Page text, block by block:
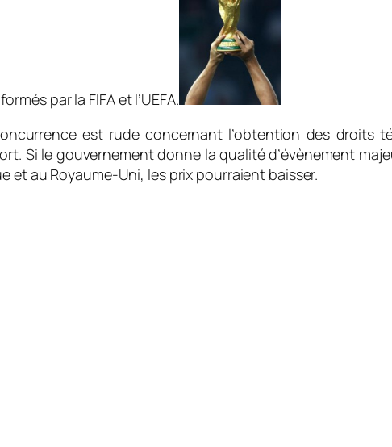
par la FIFA et l’UEFA.
est rude concernant l’obtention des droits
Si le gouvernement donne la qualité d’évènement
et au Royaume-Uni, les prix pourraient baisser.